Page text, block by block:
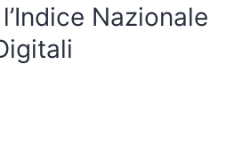
Nazionale